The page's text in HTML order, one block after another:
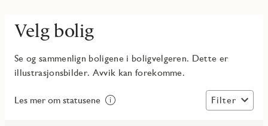
Velg bolig
Se og sammenlign boligene i boligvelgeren. Dette er
illustrasjonsbilder. Avvik kan forekomme.
Les mer om statusene Filter